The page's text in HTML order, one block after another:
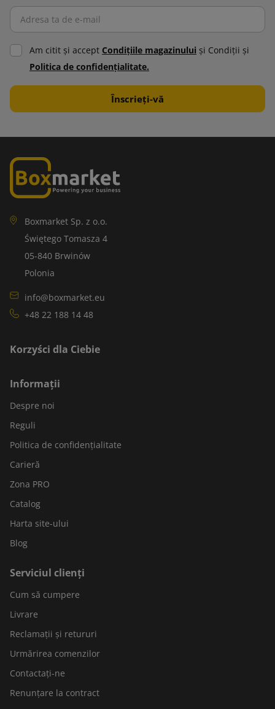
Am citit şi accept Condiţiile magazinului şi Condiţii şi
Politica de confidenţialitate.
Boxmarket Sp. z o.o.
Świętego Tomasza 4
05-840 Brwinów
Polonia
info@boxmarket.eu
+48 22 188 14 48
Korzyści dla Ciebie
Informații
Despre noi
Reguli
Politica de confidențialitate
Carieră
Zona PRO
Catalog
Harta site-ului
Blog
Serviciul clienți
Cum să cumpere
Livrare
Reclamații și retururi
Urmărirea comenzilor
Contactați-ne
Renunțare la contract